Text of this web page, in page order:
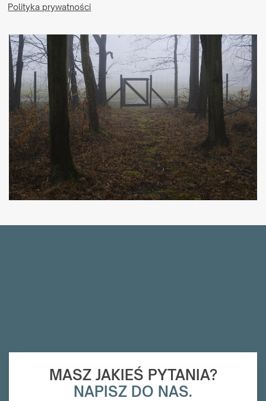
Polityka prywatności
MASZ JAKIEŚ PYTANIA?
NAPISZ DO NAS.